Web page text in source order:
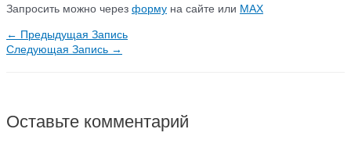
Запросить можно через форму на сайте или МАХ
Навигация
по
← Предыдущая Запись
Следующая Запись →
Оставьте комментарий